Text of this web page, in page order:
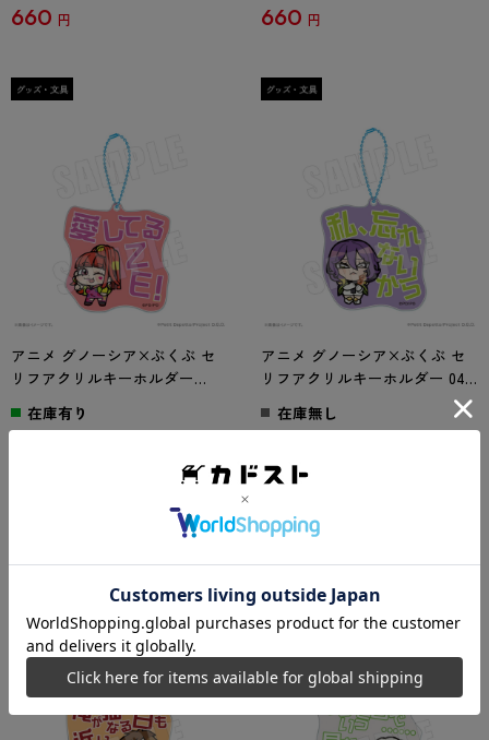
660 円 660 円
アニメ グノーシア×ぶくぶ セ
リフアクリルキーホルダー
03.SQ
在庫有り
アニメ グノーシア×ぶくぶ セ
リフアクリルキーホルダー 04.
ジナ
在庫無し
（04.ジナ）